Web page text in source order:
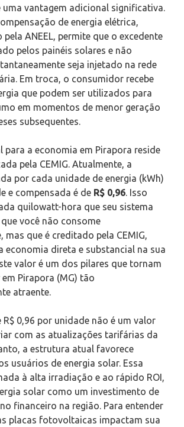
uma vantagem adicional significativa.
de energia elétrica,
ANEEL, permite que o excedente
pelos painéis solares e não
seja injetado na rede
Em troca, o consumidor recebe
que podem ser utilizados para
em momentos de menor geração
subsequentes.
para a economia em Pirapora reside
pela CEMIG. Atualmente, a
por cada unidade de energia (kWh)
e compensada é de R$ 0,96 . Isso
quilowatt-hora que seu sistema
você não consome
mas que é creditado pela CEMIG,
economia direta e substancial na sua
valor é um dos pilares que tornam
Pirapora (MG) tão
atraente.
R$ 0,96 por unidade não é um valor
com as atualizações tarifárias da
a estrutura atual favorece
usuários de energia solar. Essa
à alta irradiação e ao rápido ROI,
solar como um investimento de
financeiro na região. Para entender
placas fotovoltaicas impactam sua